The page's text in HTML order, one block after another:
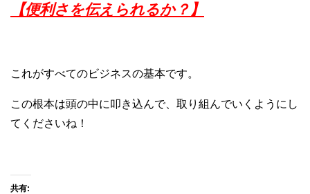
【便利さを伝えられるか？】
これがすべてのビジネスの基本です。
この根本は頭の中に叩き込んで、 取り組んでいくようにし
てくださいね！
共有: